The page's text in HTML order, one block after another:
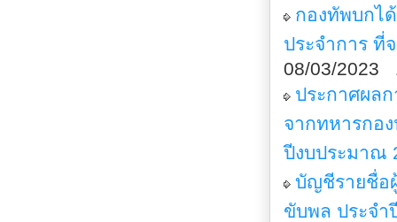
กองทัพบกไ
ประจำการ ที่
08/03/2023
ประกาศผล
จากทหารกอ
ปีงบประมาณ
บัญชีรายชื่อ
ขับพล ประจำ